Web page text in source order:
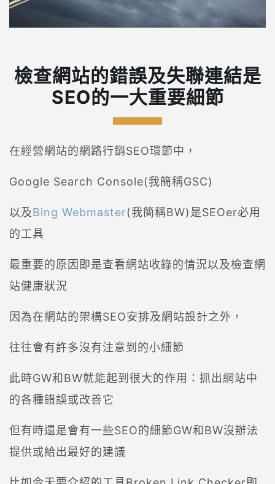
檢查網站的錯誤及失聯連結是
SEO的一大重要細節
在經營網站的網路行銷SEO環節中，
Google Search Console(我簡稱GSC)
以及Bing Webmaster(我簡稱BW)是SEOer必用
的工具
最重要的原因即是查看網站收錄的情況以及檢查網
站健康狀況
因為在網站的架構SEO安排及網站設計之外，
往往會有許多沒有注意到的小細節
此時GW和BW就能起到很大的作用：抓出網站中
的各種錯誤或改善它
但有時還是會有一些SEO的細節GW和BW沒辦法
提供或給出最好的建議